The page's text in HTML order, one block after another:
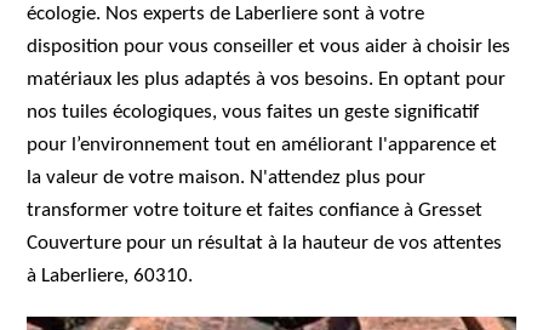
écologie. Nos experts de Laberliere sont à votre
disposition pour vous conseiller et vous aider à choisir les
matériaux les plus adaptés à vos besoins. En optant pour
nos tuiles écologiques, vous faites un geste significatif
pour l’environnement tout en améliorant l'apparence et
la valeur de votre maison. N'attendez plus pour
transformer votre toiture et faites confiance à Gresset
Couverture pour un résultat à la hauteur de vos attentes
à Laberliere, 60310.